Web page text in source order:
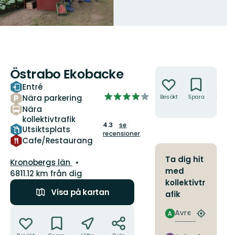
Östrabo Ekobacke
Entré
Nära parkering
Nära
kollektivtrafik
Utsiktsplats
Cafe/Restaurang
4.2624777183600715
stjärnor
4.3
se
recensioner
Län:
Kronobergs län
6811.12 km från dig
Visa på kartan
Besökt Spara
Ta dig hit
med
kollektivtr
afik
Avresa
A
Hitta